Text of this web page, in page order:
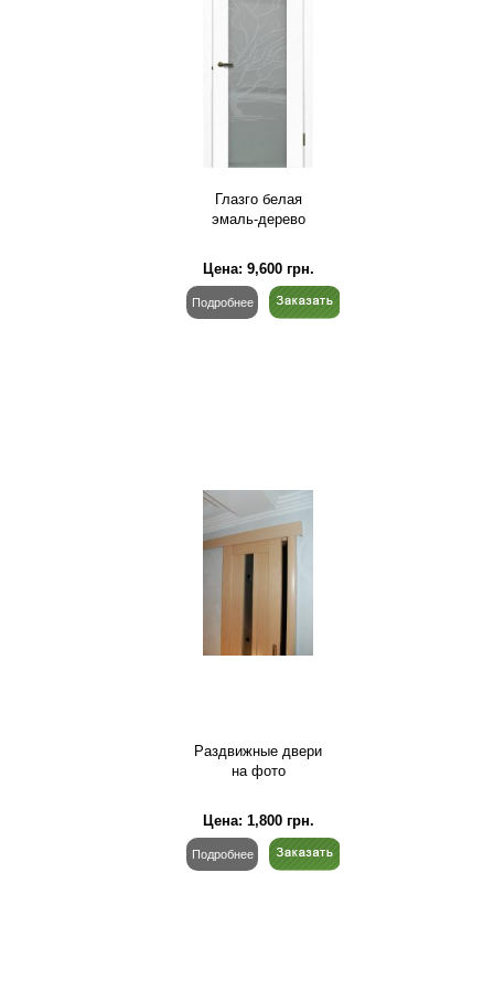
Глазго белая
эмаль-дерево
Цена: 9,600грн.
Подробнее
Раздвижные двери
на фото
Цена: 1,800грн.
Подробнее